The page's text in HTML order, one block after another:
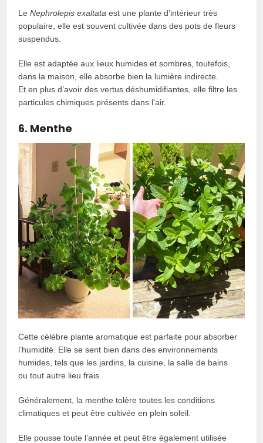
LeNephrolepis exaltata est une plante d’intérieur très
populaire, elle est souvent cultivée dans des pots de fleurs
suspendus.
Elle est adaptée aux lieux humides et sombres, toutefois,
dans la maison, elle absorbe bien la lumière indirecte.
Et en plus d’avoir des vertus déshumidifiantes, elle filtre les
particules chimiques présents dans l’air.
6. Menthe
Cette célèbre plante aromatique est parfaite pour absorber
l’humidité. Elle se sent bien dans des environnements
humides, tels que les jardins, la cuisine, la salle de bains
ou tout autre lieu frais.
Généralement, la menthe tolère toutes les conditions
climatiques et peut être cultivée en plein soleil.
Elle pousse toute l’année et peut être également utilisée